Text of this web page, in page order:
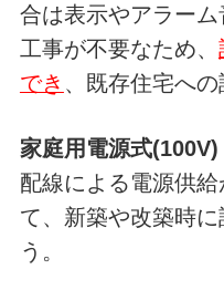
合は表示やアラー
工事が不要なため、
でき 、既存住宅への
家庭用電源式(100V)
配線による電源供
て、新築や改築時
う。